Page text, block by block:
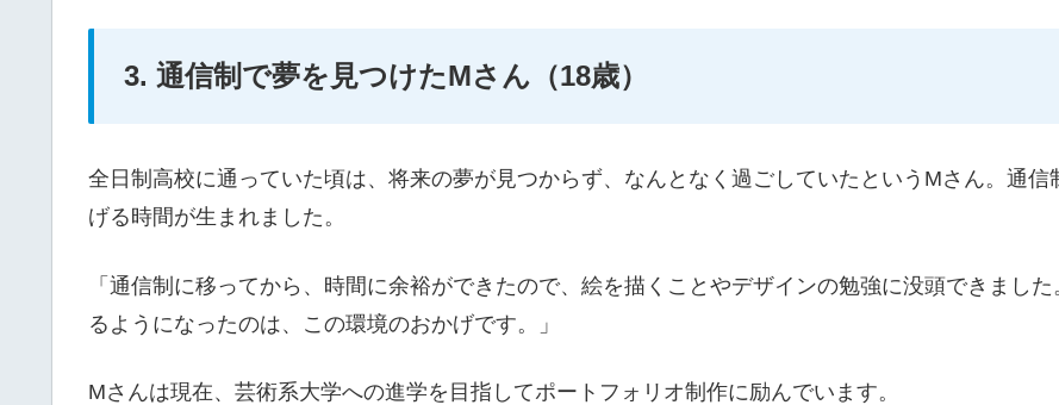
3. 通信制で夢を見つけたMさん（18歳）
全日制高校に通っていた頃は、将来の夢が見つからず、なんとなく過ごしていたというMさん。通
げる時間が生まれました。
「通信制に移ってから、時間に余裕ができたので、絵を描くことやデザインの勉強に没頭できまし
るようになったのは、この環境のおかげです。」
Mさんは現在、芸術系大学への進学を目指してポートフォリオ制作に励んでいます。